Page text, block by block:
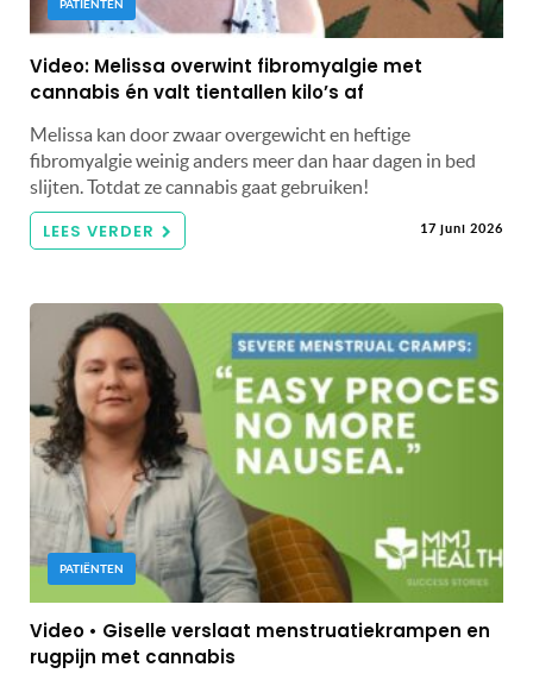
PATIËNTEN
Video: Melissa overwint fibromyalgie met
cannabis én valt tientallen kilo’s af
Melissa kan door zwaar overgewicht en heftige
fibromyalgie weinig anders meer dan haar dagen in bed
slijten. Totdat ze cannabis gaat gebruiken!
LEES VERDER 17 juni 2026
PATIËNTEN
Video • Giselle verslaat menstruatiekrampen en
rugpijn met cannabis